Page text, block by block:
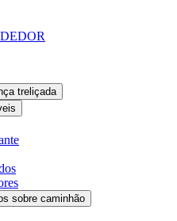
treliçada
sobre caminhão